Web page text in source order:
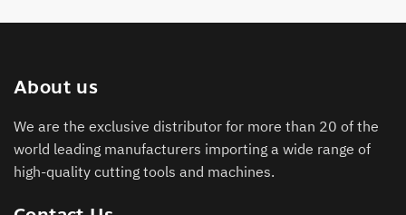
About us
We are the exclusive distributor for more than 20 of the
world leading manufacturers importing a wide range of
high-quality cutting tools and machines.